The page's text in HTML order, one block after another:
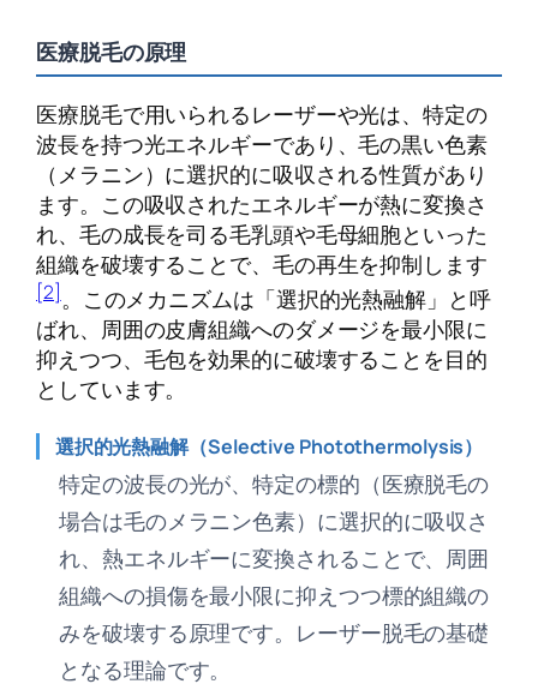
医療脱毛の原理
医療脱毛で用いられるレーザーや光は、特定の
波長を持つ光エネルギーであり、毛の黒い色素
（メラニン）に選択的に吸収される性質があり
ます。この吸収されたエネルギーが熱に変換さ
れ、毛の成長を司る毛乳頭や毛母細胞といった
組織を破壊することで、毛の再生を抑制します
[2]。このメカニズムは「選択的光熱融解」と呼
ばれ、周囲の皮膚組織へのダメージを最小限に
抑えつつ、毛包を効果的に破壊することを目的
としています。
選択的光熱融解（Selective Photothermolysis）
特定の波長の光が、特定の標的（医療脱毛の
場合は毛のメラニン色素）に選択的に吸収さ
れ、熱エネルギーに変換されることで、周囲
組織への損傷を最小限に抑えつつ標的組織の
みを破壊する原理です。レーザー脱毛の基礎
となる理論です。